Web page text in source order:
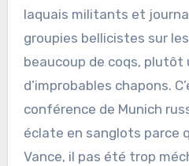
laquais militants et
groupies bellicistes sur les
beaucoup de coqs, plutôt
d’improbables chapons.
conférence de Munich
éclate en sanglots parce
Vance, il pas été trop